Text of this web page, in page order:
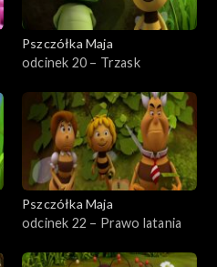
Pszczółka Maja
odcinek 20 – Trzask
Pszczółka Maja
odcinek 22 – Prawo latania